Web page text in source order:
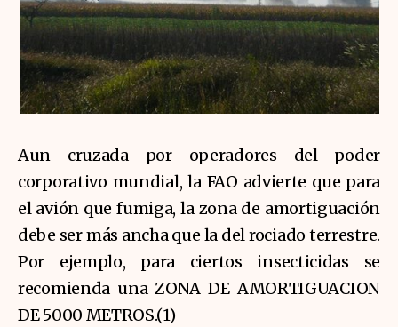
Aun cruzada por operadores del poder
corporativo mundial, la FAO advierte que para
el avión que fumiga, la zona de amortiguación
debe ser más ancha que la del rociado terrestre.
Por ejemplo, para ciertos insecticidas se
recomienda una ZONA DE AMORTIGUACION
DE 5000 METROS.(1)